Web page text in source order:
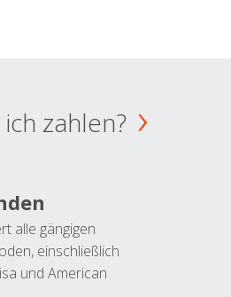
zahlen?
alle gängigen
einschließlich
und American